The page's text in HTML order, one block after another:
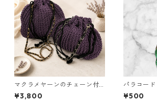
マクラメヤーンのチェーン付
ポーチ大小セット(紫) 巾着 布
小物 ハンドメイド 国産 本革
¥3,800
パラコー
ーン ブラ
¥500